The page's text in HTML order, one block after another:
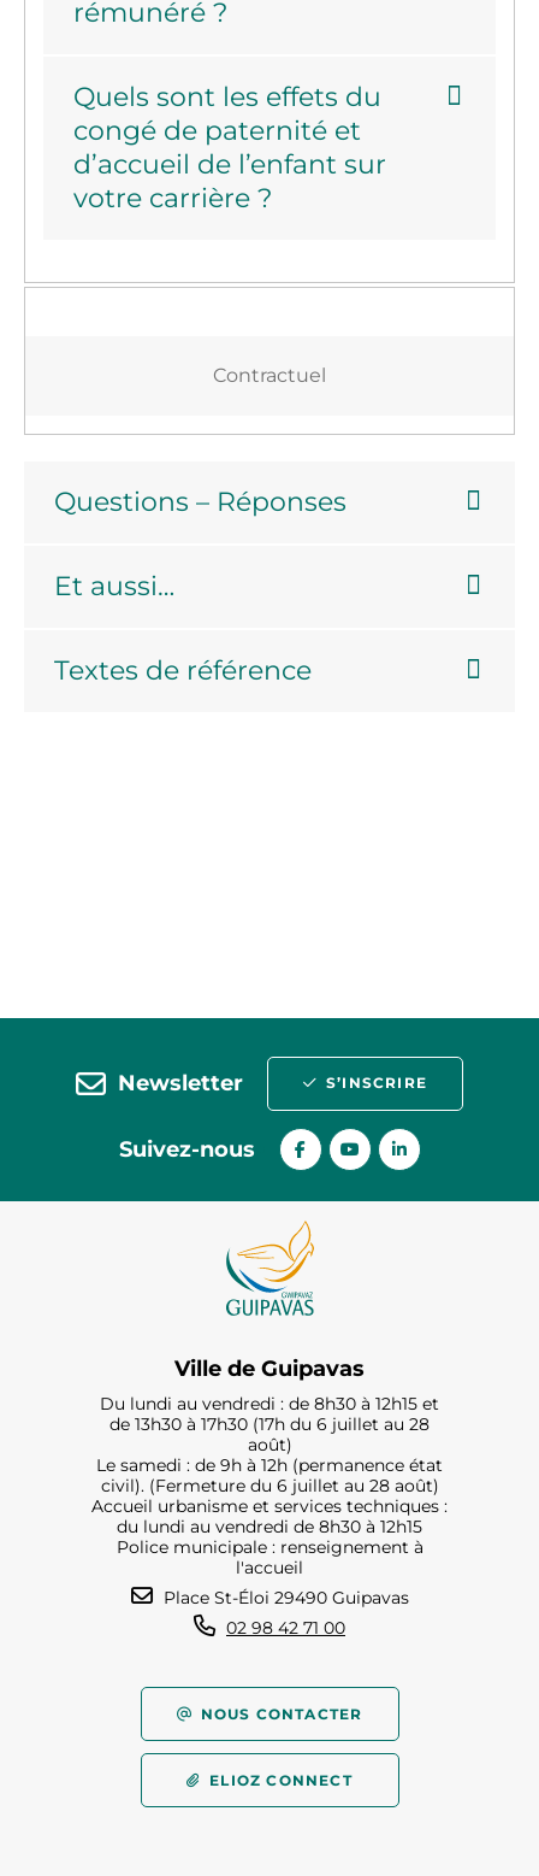
rémunéré ?
Quels sont les effets du
congé de paternité et
d’accueil de l’enfant sur
votre carrière ?
Contractuel
Questions – Réponses
Et aussi…
Textes de référence
Newsletter S’INSCRIRE
Suivez-nous
Ville de Guipavas
Du lundi au vendredi : de 8h30 à 12h15 et
de 13h30 à 17h30 (17h du 6 juillet au 28
août)
Le samedi : de 9h à 12h (permanence état
civil). (Fermeture du 6 juillet au 28 août)
Accueil urbanisme et services techniques :
du lundi au vendredi de 8h30 à 12h15
Police municipale : renseignement à
l'accueil
Place St-Éloi 29490 Guipavas
02 98 42 71 00
NOUS CONTACTER
ELIOZ CONNECT